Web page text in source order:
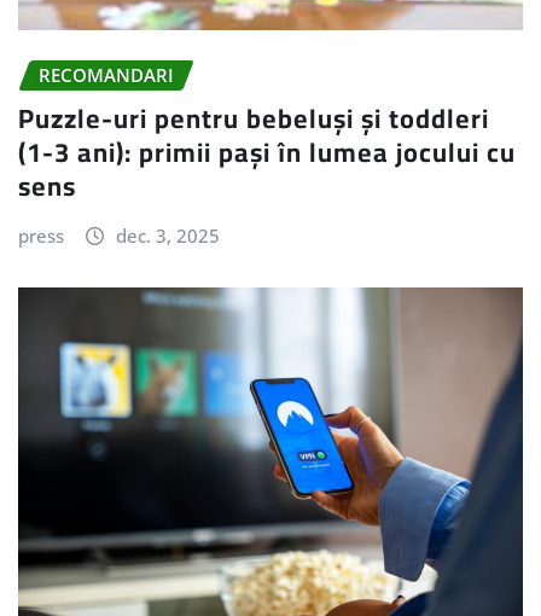
RECOMANDARI
Puzzle-uri pentru bebeluși și toddleri
(1-3 ani): primii pași în lumea jocului cu
sens
press dec. 3, 2025